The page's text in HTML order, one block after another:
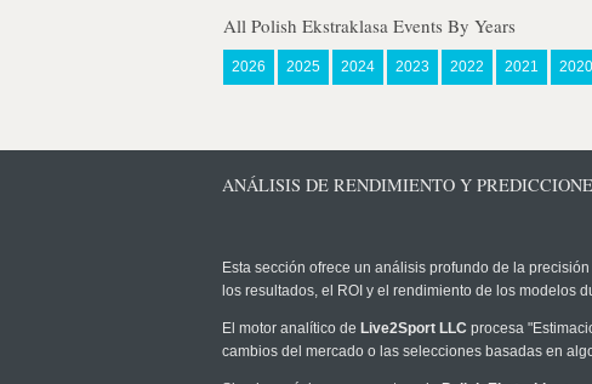
All Polish Ekstraklasa Events By Years
2026 2025 2024 2023 2022 2021 2020
ANÁLISIS DE RENDIMIENTO Y
Esta sección ofrece un análisis profundo de la
los resultados, el ROI y el rendimiento de los modelos
El motor analítico de Live2Sport LLC procesa
cambios del mercado o las selecciones basadas en